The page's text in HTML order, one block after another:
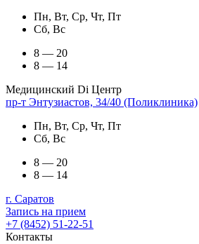
Пн, Вт, Ср, Чт, Пт
Сб, Вс
8 — 20
8 — 14
Медицинский Di Центр
пр-т Энтузиастов, 34/40 (Поликлиника)
Пн, Вт, Ср, Чт, Пт
Сб, Вс
8 — 20
8 — 14
г. Саратов
Запись на прием
+7 (8452) 51-22-51
Контакты